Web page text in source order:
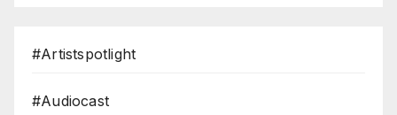
#Artistspotlight
#Audiocast